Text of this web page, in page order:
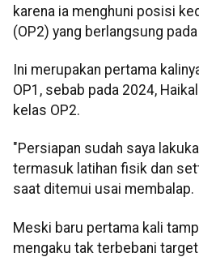
karena ia menghuni posisi
(OP2) yang berlangsung
Ini merupakan pertama
OP1, sebab pada 2024,
kelas OP2.
"Persiapan sudah saya
termasuk latihan fisik dan
saat ditemui usai membalap.
Meski baru pertama kali
mengaku tak terbebani